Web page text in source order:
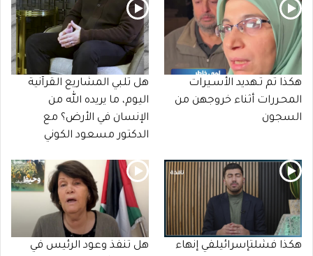
هكذا تم تـهديد الأسـيرات
المحـررات أثناء خروجهن من
السجون
هل تلبي المشاريع القرآنية
اليوم، ما يريده الله من
الإنسان في الأرض؟ مع
الدكتور مسعود الكوني
هكذا فشلتإسرائيلفي إنهاء
هل تنفذ وعود الرئيس في